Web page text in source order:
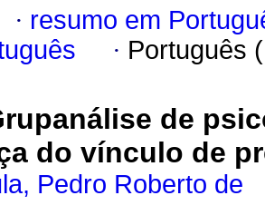
· resumo em
· Português
de
do vínculo de
Pedro Roberto de